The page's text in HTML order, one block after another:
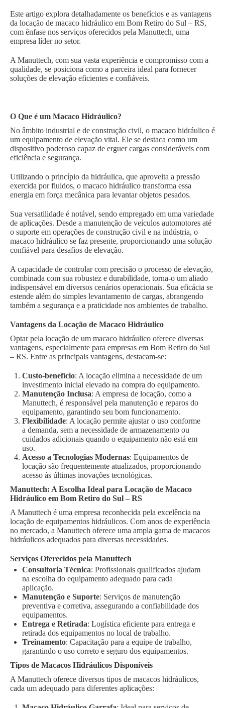
Este artigo explora detalhadamente os benefícios e as vantagens
da locação de macaco hidráulico em Bom Retiro do Sul – RS,
com ênfase nos serviços oferecidos pela Manuttech, uma
empresa líder no setor.
A Manuttech, com sua vasta experiência e compromisso com a
qualidade, se posiciona como a parceira ideal para fornecer
soluções de elevação eficientes e confiáveis.
O Que é um Macaco Hidráulico?
No âmbito industrial e de construção civil, o macaco hidráulico é
um equipamento de elevação vital. Ele se destaca como um
dispositivo poderoso capaz de erguer cargas consideráveis com
eficiência e segurança.
Utilizando o princípio da hidráulica, que aproveita a pressão
exercida por fluidos, o macaco hidráulico transforma essa
energia em força mecânica para levantar objetos pesados.
Sua versatilidade é notável, sendo empregado em uma variedade
de aplicações. Desde a manutenção de veículos automotores até
o suporte em operações de construção civil e na indústria, o
macaco hidráulico se faz presente, proporcionando uma solução
confiável para desafios de elevação.
A capacidade de controlar com precisão o processo de elevação,
combinada com sua robustez e durabilidade, torna-o um aliado
indispensável em diversos cenários operacionais. Sua eficácia se
estende além do simples levantamento de cargas, abrangendo
também a segurança e a praticidade nos ambientes de trabalho.
Vantagens da Locação de Macaco Hidráulico
Optar pela locação de um macaco hidráulico oferece diversas
vantagens, especialmente para empresas em Bom Retiro do Sul
– RS. Entre as principais vantagens, destacam-se:
Custo-benefício: A locação elimina a necessidade de um
investimento inicial elevado na compra do equipamento.
Manutenção Inclusa: A empresa de locação, como a
Manuttech, é responsável pela manutenção e reparos do
equipamento, garantindo seu bom funcionamento.
Flexibilidade: A locação permite ajustar o uso conforme
a demanda, sem a necessidade de armazenamento ou
cuidados adicionais quando o equipamento não está em
uso.
Acesso a Tecnologias Modernas: Equipamentos de
locação são frequentemente atualizados, proporcionando
acesso às últimas inovações tecnológicas.
Manuttech: A Escolha Ideal para Locação de Macaco
Hidráulico em Bom Retiro do Sul – RS
A Manuttech é uma empresa reconhecida pela excelência na
locação de equipamentos hidráulicos. Com anos de experiência
no mercado, a Manuttech oferece uma ampla gama de macacos
hidráulicos adequados para diversas necessidades.
Serviços Oferecidos pela Manuttech
Consultoria Técnica: Profissionais qualificados ajudam
na escolha do equipamento adequado para cada
aplicação.
Manutenção e Suporte: Serviços de manutenção
preventiva e corretiva, assegurando a confiabilidade dos
equipamentos.
Entrega e Retirada: Logística eficiente para entrega e
retirada dos equipamentos no local de trabalho.
Treinamento: Capacitação para a equipe de trabalho,
garantindo o uso correto e seguro dos equipamentos.
Tipos de Macacos Hidráulicos Disponíveis
A Manuttech oferece diversos tipos de macacos hidráulicos,
cada um adequado para diferentes aplicações: